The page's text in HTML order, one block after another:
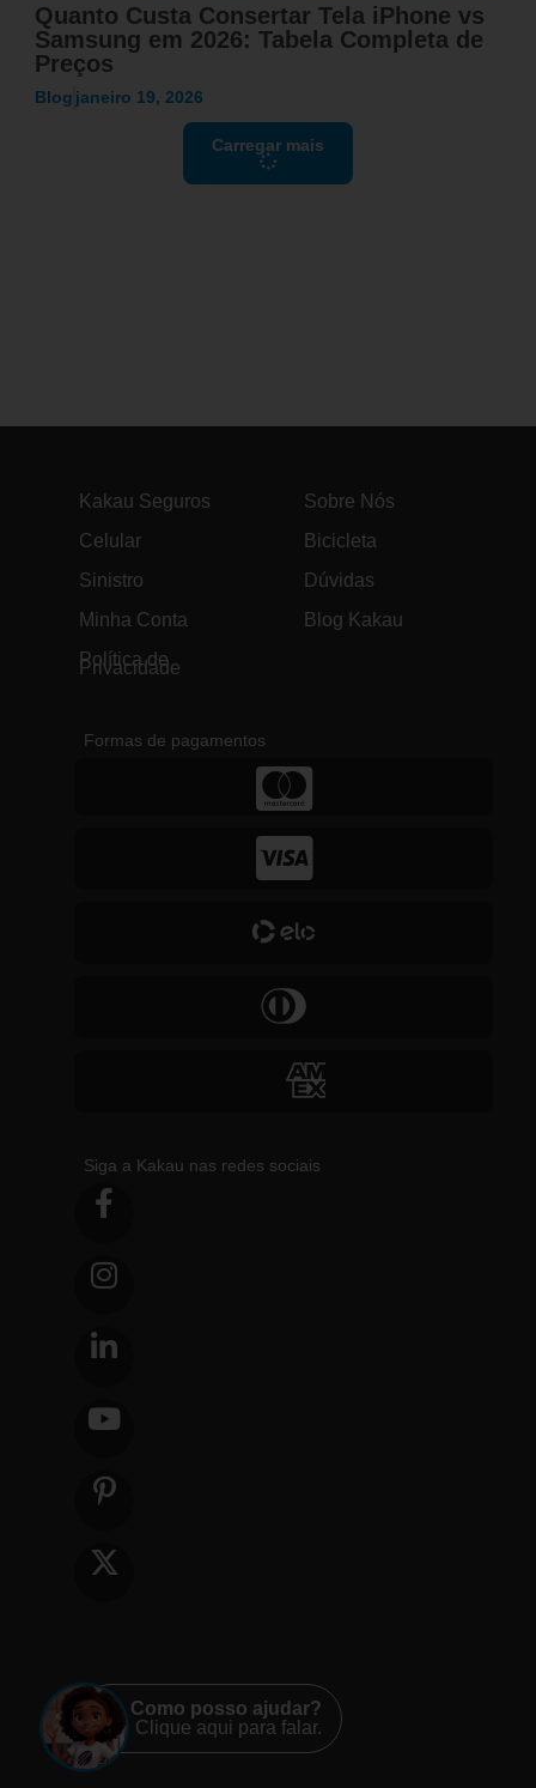
Quanto Custa Consertar Tela iPhone vs
Samsung em 2026: Tabela Completa de
Preços
Blog janeiro 19, 2026
Carregar mais
Kakau Seguros
Celular
Sinistro
Minha Conta
Política de
Privacidade
Sobre Nós
Bicicleta
Dúvidas
Blog Kakau
Formas de pagamentos
Siga a Kakau nas redes sociais
Como posso ajudar?
Clique aqui para falar.